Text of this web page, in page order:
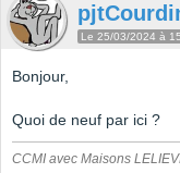
Le 25/03/2024 à
Bonjour,
Quoi de neuf par ici ?
CCMI avec Maisons